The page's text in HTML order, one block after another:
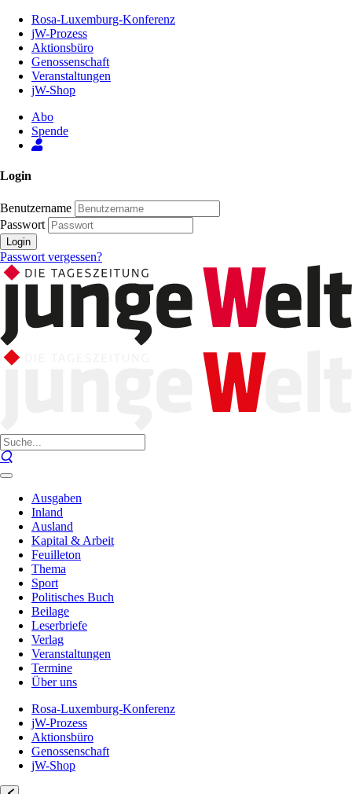
Inhalt
Seite
Rosa-Luxemburg-Konferenz
jW-Prozess
Aktionsbüro
Genossenschaft
Veranstaltungen
jW-Shop
Abo
Spende
Login
Benutzername
Passwort
Login
Passwort vergessen?
Ausgaben
Inland
Ausland
Kapital & Arbeit
Feuilleton
Thema
Sport
Politisches Buch
Beilage
Leserbriefe
Verlag
Veranstaltungen
Termine
Über uns
Rosa-Luxemburg-Konferenz
jW-Prozess
Aktionsbüro
Genossenschaft
jW-Shop